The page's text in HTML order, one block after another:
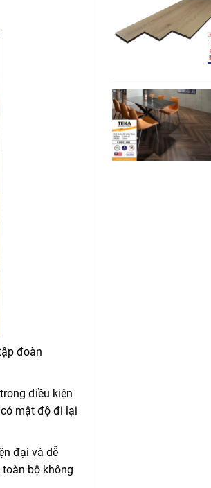
đoàn
điều kiện
mật độ đi lại
đại và dễ
bộ không